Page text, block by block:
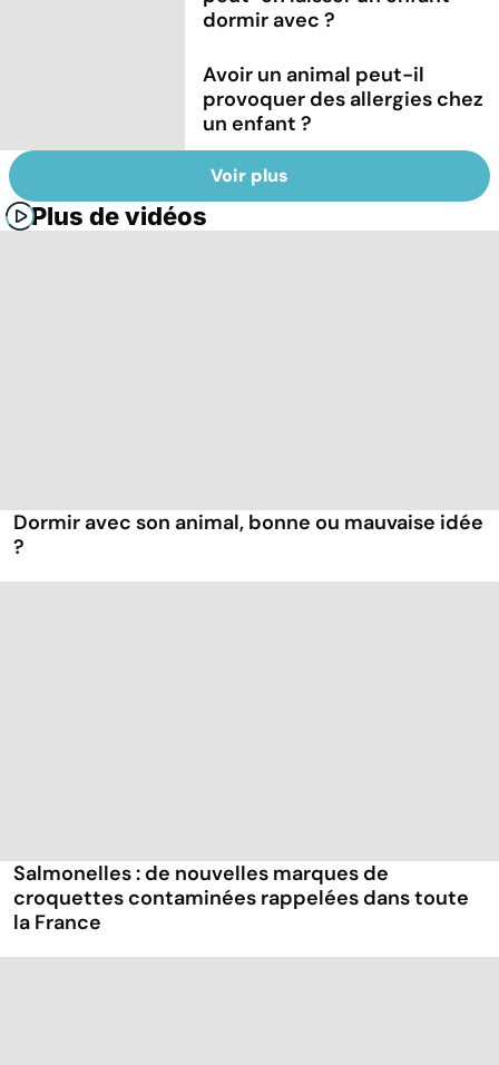
dormir avec ?
Avoir un animal peut-il
provoquer des allergies chez
un enfant ?
Voir plus
Plus de vidéos
Dormir avec son animal, bonne ou mauvaise idée
?
Salmonelles : de nouvelles marques de
croquettes contaminées rappelées dans toute
la France